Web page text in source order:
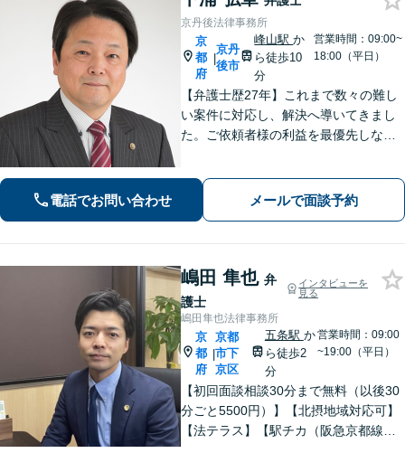
京丹後法律事務所
京
都
府
|
京丹
後市
峰山駅か
ら徒歩10
分
営業時間：09:00~
18:00（平日）
【弁護士歴27年】これまで数々の難し
い案件に対応し、解決へ導いてきまし
た。ご依頼者様の利益を最優先しなが
に取り組みます。【峰山駅から徒歩圏
内】【兵庫県北部エリアも対応】
電話でお問い合わせ メールで面談予約
嶋田 隼也 弁
護士
インタビューを
見る
嶋田隼也法律事務所
京
都
府
|
京都
市下
京区
五条駅 か
ら徒歩2
分
営業時間：09:00
~19:00（平日）
【初回面談相談30分まで無料（以後30
分ごと5500円）】【北摂地域対応可】
【法テラス】【駅チカ（阪急京都線烏